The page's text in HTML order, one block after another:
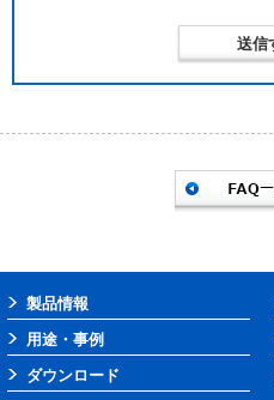
製品情報
用途・事例
ダウンロード